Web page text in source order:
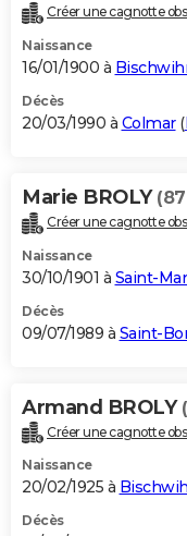
Créer une cagnotte
Naissance
16/01/1900 à
Décès
20/03/1990 à Colmar(
Marie BROLY
Créer une cagnotte
Naissance
30/10/1901 à Saint-
Décès
09/07/1989 à Saint-
Armand BROLY
Créer une cagnotte
Naissance
20/02/1925 à
Décès